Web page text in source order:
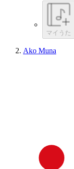
マイうた
Ako Muna